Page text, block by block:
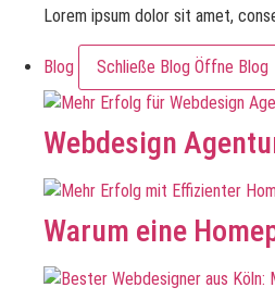
Lorem ipsum dolor sit amet,
Blog Schließe Blog Öffne Blog
Webdesign
Warum eine